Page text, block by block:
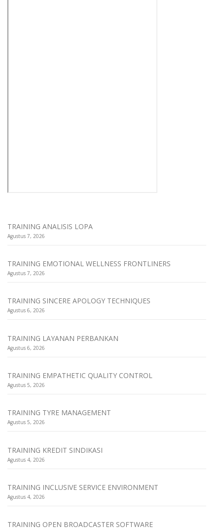
TRAINING ANALISIS LOPA
Agustus 7, 2026
TRAINING EMOTIONAL WELLNESS FRONTLINERS
Agustus 7, 2026
TRAINING SINCERE APOLOGY TECHNIQUES
Agustus 6, 2026
TRAINING LAYANAN PERBANKAN
Agustus 6, 2026
TRAINING EMPATHETIC QUALITY CONTROL
Agustus 5, 2026
TRAINING TYRE MANAGEMENT
Agustus 5, 2026
TRAINING KREDIT SINDIKASI
Agustus 4, 2026
TRAINING INCLUSIVE SERVICE ENVIRONMENT
Agustus 4, 2026
TRAINING OPEN BROADCASTER SOFTWARE